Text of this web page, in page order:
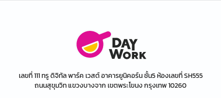
เลขที่ 111 ทรู ดิจิทัล พาร์ค เวสต์ อาคารยูนิคอร์น ชั้น5 ห้องเลขที่ SH555
ถนนสุขุมวิท แขวงบางจาก เขตพระโขนง กรุงเทพ 10260